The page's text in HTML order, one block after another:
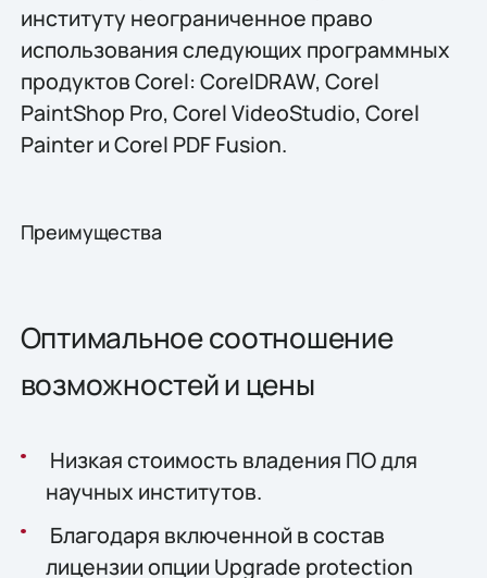
институту неограниченное право
использования следующих программных
продуктов Corel: CorelDRAW, Corel
PaintShop Pro, Corel VideoStudio, Corel
Painter и Corel PDF Fusion.
Преимущества
Оптимальное соотношение
возможностей и цены
Низкая стоимость владения ПО для
научных институтов.
Благодаря включенной в состав
лицензии опции Upgrade protection